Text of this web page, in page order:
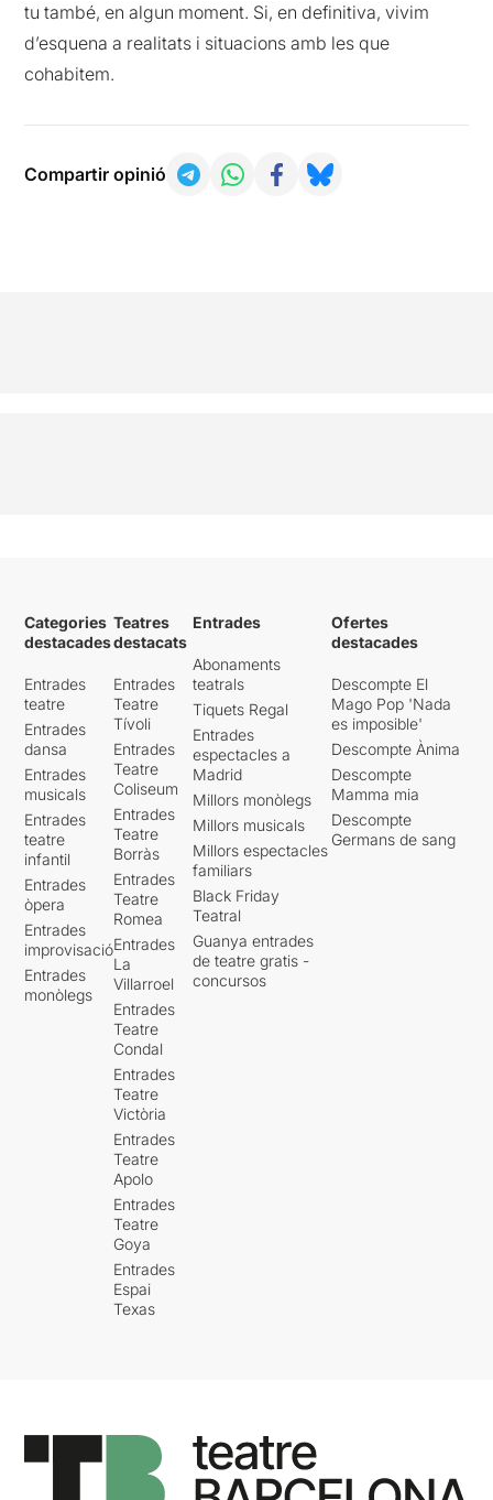
tu també, en algun moment. Si, en definitiva, vivim
d’esquena a realitats i situacions amb les que
cohabitem.
Compartir opinió
Categories
destacades
Entrades
teatre
Entrades
dansa
Entrades
musicals
Entrades
teatre
infantil
Entrades
òpera
Entrades
improvisació
Entrades
monòlegs
Teatres
destacats
Entrades
Teatre
Tívoli
Entrades
Teatre
Coliseum
Entrades
Teatre
Borràs
Entrades
Teatre
Romea
Entrades
La
Villarroel
Entrades
Teatre
Condal
Entrades
Teatre
Victòria
Entrades
Teatre
Apolo
Entrades
Teatre
Goya
Entrades
Espai
Texas
Entrades
Abonaments
teatrals
Tiquets Regal
Entrades
espectacles a
Madrid
Millors monòlegs
Millors musicals
Millors espectacles
familiars
Black Friday
Teatral
Guanya entrades
de teatre gratis -
concursos
Ofertes
destacades
Descompte El
Mago Pop 'Nada
es imposible'
Descompte Ànima
Descompte
Mamma mia
Descompte
Germans de sang